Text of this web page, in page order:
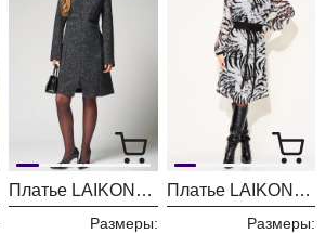
Платье LAIKONY L-963 графит
Размеры:
Платье LAIKONY L-053
Размеры: